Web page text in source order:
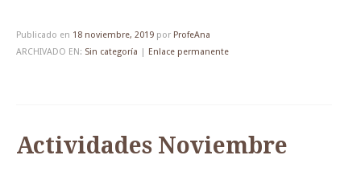
Publicado en 18 noviembre, 2019 por ProfeAna
ARCHIVADO EN: Sin categoría Enlace permanente
Actividades Noviembre